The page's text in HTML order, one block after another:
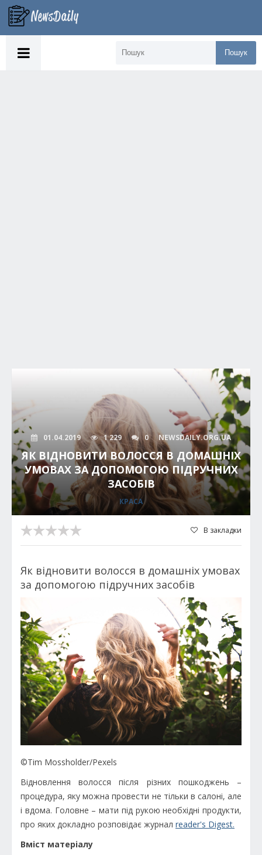
Пошук
01.04.2019 1 229 0 NEWSDAILY.ORG.UA
ЯК ВІДНОВИТИ ВОЛОССЯ В ДОМАШНІХ
УМОВАХ ЗА ДОПОМОГОЮ ПІДРУЧНИХ
ЗАСОБІВ
КРАСА
В закладки
Як відновити волосся в домашніх умовах
за допомогою підручних засобів
©Tim Mossholder/Pexels
Відновлення волосся після різних пошкоджень –
процедура, яку можна провести не тільки в салоні, але
і вдома. Головне – мати під рукою необхідні продукти,
про яких докладно розповідає журнал reader's Digest.
Вміст матеріалу